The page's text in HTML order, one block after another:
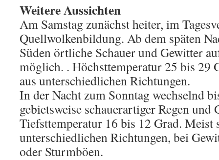
Weitere Aussichten
Am Samstag zunächst heiter, im
Quellwolkenbildung. Ab dem späten
Süden örtliche Schauer und Gewitter
möglich. . Höchsttemperatur 25 bis 29
aus unterschiedlichen Richtungen.
In der Nacht zum Sonntag wechselnd
gebietsweise schauerartiger Regen und
Tiefsttemperatur 16 bis 12 Grad. Meist
unterschiedlichen Richtungen, bei
oder Sturmböen.